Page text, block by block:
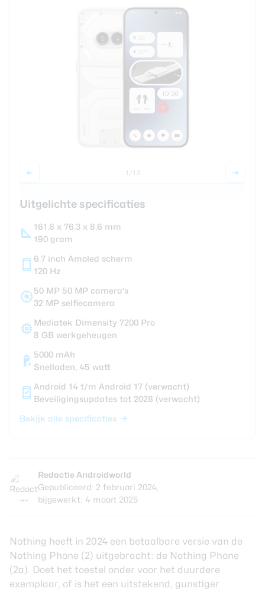
1 /13
Uitgelichte specificaties
161.8 x 76.3 x 8.6 mm
190 gram
6.7 inch Amoled scherm
120 Hz
50 MP 50 MP camera's
32 MP selfiecamera
Mediatek Dimensity 7200 Pro
8 GB werkgeheugen
5000 mAh
Snelladen, 45 watt
Android 14 t/m Android 17 (verwacht)
Beveiligingsupdates tot 2028 (verwacht)
Bekijk alle specificaties
Redactie Androidworld
Gepubliceerd: 2 februari 2024,
bijgewerkt: 4 maart 2025
Nothing heeft in 2024 een betaalbare versie van de
Nothing Phone (2) uitgebracht: de Nothing Phone
(2a). Doet het toestel onder voor het duurdere
exemplaar, of is het een uitstekend, gunstiger
Over ons